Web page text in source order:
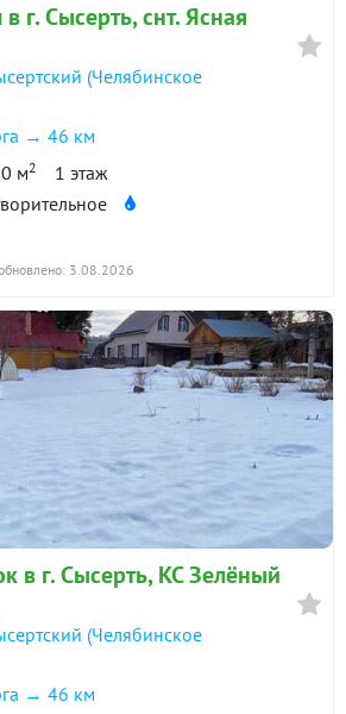
г. Сысерть, снт. Ясная
(Челябинское
→ 46 км
м2
1 этаж
3.08.2026
в г. Сысерть, КС Зелёный
(Челябинское
→ 46 км